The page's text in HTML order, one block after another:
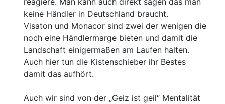
keine Händler in Deutschland braucht.
Visaton und Monacor sind zwei der wenigen die
noch eine Händlermarge bieten und damit die
Landschaft einigermaßen am Laufen halten.
Auch hier tun die Kistenschieber ihr Bestes
damit das aufhört.
Auch wir sind von der „Geiz ist geil“ Mentalität